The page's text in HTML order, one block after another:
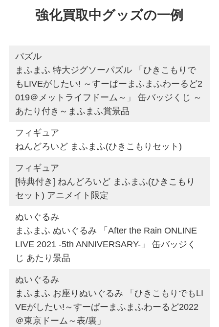
強化買取中グッズの一例
パズル
まふまふ 特大ジグソーパズル 「ひきこもりで
もLIVEがしたい! ～すーぱーまふまふわーるど2
019＠メットライフドーム～」 缶バッジくじ ～
あたり付き～まふまふ賞景品
フィギュア
ねんどろいど まふまふ(ひきこもりセット)
フィギュア
[特典付き] ねんどろいど まふまふ(ひきこもり
セット) アニメイト限定
ぬいぐるみ
まふまふ ぬいぐるみ 「After the Rain ONLINE
LIVE 2021 -5th ANNIVERSARY-」 缶バッジく
じ あたり景品
ぬいぐるみ
まふまふ お座りぬいぐるみ 「ひきこもりでもLI
VEがしたい!～すーぱーまふまふわーるど2022
＠東京ドーム～表/裏」